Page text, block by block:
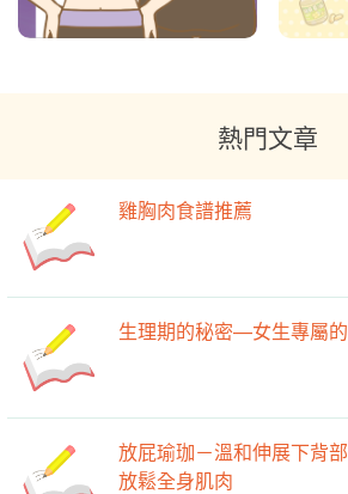
熱門文章
雞胸肉食譜推薦
生理期的秘密—女生專屬
放屁瑜珈－溫和伸展下背
放鬆全身肌肉